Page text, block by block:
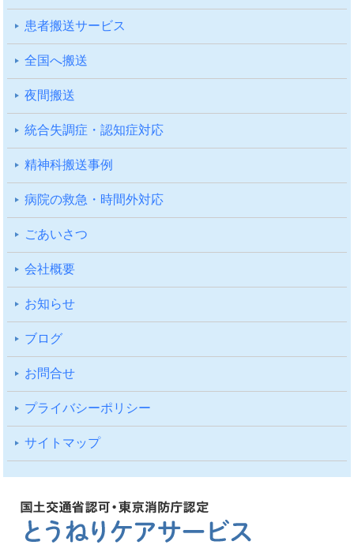
患者搬送サービス
全国へ搬送
夜間搬送
統合失調症・認知症対応
精神科搬送事例
病院の救急・時間外対応
ごあいさつ
会社概要
お知らせ
ブログ
お問合せ
プライバシーポリシー
サイトマップ